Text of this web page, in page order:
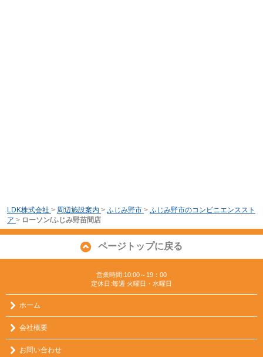
LDK株式会社 > 周辺施設案内 > ふじみ野市 > ふじみ野市のコンビニエンススト
ア > ローソン/ふじみ野苗間店
ページトップに戻る
営業時間:10:00～19：00
定休日:毎週 火曜日・水曜日
ホーム
会社概要
お問い合わせ